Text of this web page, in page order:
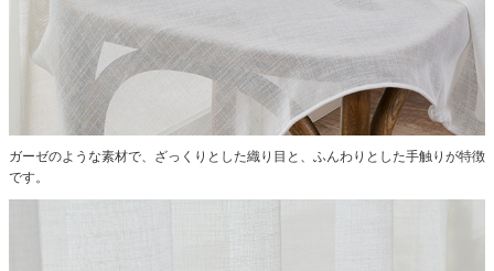
ガーゼのような素材で、ざっくりとした織り目と、ふんわりとした手触りが特徴
です。